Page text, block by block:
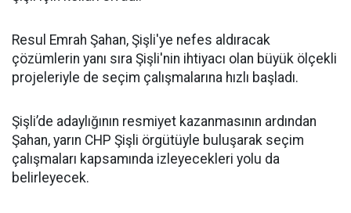
Resul Emrah Şahan, Şişli'ye nefes aldıracak
çözümlerin yanı sıra Şişli'nin ihtiyacı olan büyük ölçekli
projeleriyle de seçim çalışmalarına hızlı başladı.
Şişli’de adaylığının resmiyet kazanmasının ardından
Şahan, yarın CHP Şişli örgütüyle buluşarak seçim
çalışmaları kapsamında izleyecekleri yolu da
belirleyecek.